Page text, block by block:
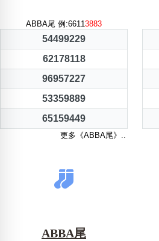
ABBA尾 例:66113883
54499229
62178118
96957227
53359889
65159449
更多《ABBA尾》..
ABBA尾